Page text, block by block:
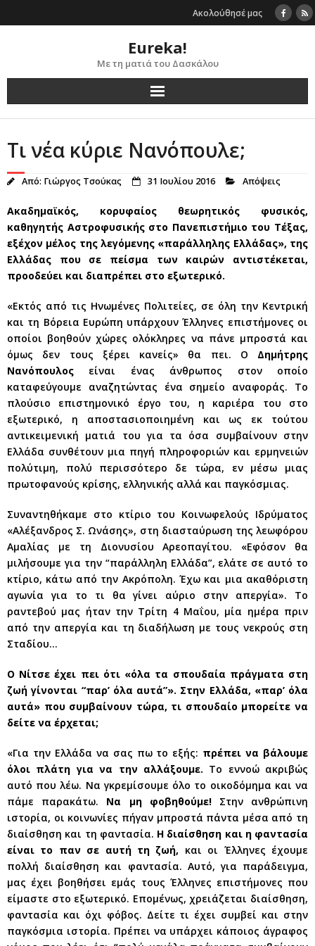
to
Ακολούθησέ μας
Eureka!
Με τη ματιά του Δασκάλου
Τι νέα κύριε Νανόπουλε;
Από: Γιώργος Τσούκας 31 Ιουλίου 2016 Απόψεις
Ακαδημαϊκός, κορυφαίος θεωρητικός φυσικός,
καθηγητής Αστροφυσικής στο Πανεπιστήμιο του Τέξας,
εξέχον μέλος της λεγόμενης «παράλληλης Ελλάδας», της
Ελλάδας που σε πείσμα των καιρών αντιστέκεται,
προοδεύει και διαπρέπει στο εξωτερικό.
«Εκτός από τις Ηνωμένες Πολιτείες, σε όλη την Κεντρική
και τη Βόρεια Ευρώπη υπάρχουν Έλληνες επιστήμονες οι
οποίοι βοηθούν χώρες ολόκληρες να πάνε μπροστά και
όμως δεν τους ξέρει κανείς» θα πει. Ο Δημήτρης
Νανόπουλος είναι ένας άνθρωπος στον οποίο
καταφεύγουμε αναζητώντας ένα σημείο αναφοράς. Το
πλούσιο επιστημονικό έργο του, η καριέρα του στο
εξωτερικό, η αποστασιοποιημένη και ως εκ τούτου
αντικειμενική ματιά του για τα όσα συμβαίνουν στην
Ελλάδα συνθέτουν μια πηγή πληροφοριών και ερμηνειών
πολύτιμη, πολύ περισσότερο δε τώρα, εν μέσω μιας
πρωτοφανούς κρίσης, ελληνικής αλλά και παγκόσμιας.
Συναντηθήκαμε στο κτίριο του Κοινωφελούς Ιδρύματος
«Αλέξανδρος Σ. Ωνάσης», στη διασταύρωση της λεωφόρου
Αμαλίας με τη Διονυσίου Αρεοπαγίτου. «Εφόσον θα
μιλήσουμε για την “παράλληλη Ελλάδα”, ελάτε σε αυτό το
κτίριο, κάτω από την Ακρόπολη. Έχω και μια ακαθόριστη
αγωνία για το τι θα γίνει αύριο στην απεργία». Το
ραντεβού μας ήταν την Τρίτη 4 Μαΐου, μία ημέρα πριν
από την απεργία και τη διαδήλωση με τους νεκρούς στη
Σταδίου…
Ο Νίτσε έχει πει ότι «όλα τα σπουδαία πράγματα στη
ζωή γίνονται “παρ’ όλα αυτά”». Στην Ελλάδα, «παρ’ όλα
αυτά» που συμβαίνουν τώρα, τι σπουδαίο μπορείτε να
δείτε να έρχεται;
«Για την Ελλάδα να σας πω το εξής: πρέπει να βάλουμε
όλοι πλάτη για να την αλλάξουμε. Το εννοώ ακριβώς
αυτό που λέω. Να γκρεμίσουμε όλο το οικοδόμημα και να
πάμε παρακάτω. Να μη φοβηθούμε!Στην ανθρώπινη
ιστορία, οι κοινωνίες πήγαν μπροστά πάντα μέσα από τη
διαίσθηση και τη φαντασία. Η διαίσθηση και η φαντασία
είναι το παν σε αυτή τη ζωή, και οι Έλληνες έχουμε
πολλή διαίσθηση και φαντασία. Αυτό, για παράδειγμα,
μας έχει βοηθήσει εμάς τους Έλληνες επιστήμονες που
είμαστε στο εξωτερικό. Επομένως, χρειάζεται διαίσθηση,
φαντασία και όχι φόβος. Δείτε τι έχει συμβεί και στην
παγκόσμια ιστορία. Πρέπει να υπάρχει κάποιος άγραφος